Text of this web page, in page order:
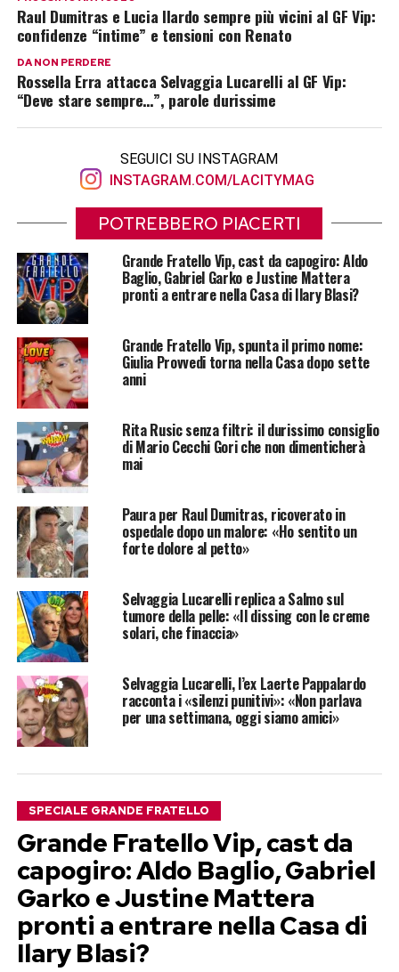
Raul Dumitras e Lucia Ilardo sempre più vicini al GF Vip:
confidenze “intime” e tensioni con Renato
DA NON PERDERE
Rossella Erra attacca Selvaggia Lucarelli al GF Vip:
“Deve stare sempre…”, parole durissime
SEGUICI SU INSTAGRAM
INSTAGRAM.COM/LACITYMAG
POTREBBERO PIACERTI
Grande Fratello Vip, cast da capogiro: Aldo
Baglio, Gabriel Garko e Justine Mattera
pronti a entrare nella Casa di Ilary Blasi?
Grande Fratello Vip, spunta il primo nome:
Giulia Provvedi torna nella Casa dopo sette
anni
Rita Rusic senza filtri: il durissimo consiglio
di Mario Cecchi Gori che non dimenticherà
mai
Paura per Raul Dumitras, ricoverato in
ospedale dopo un malore: «Ho sentito un
forte dolore al petto»
Selvaggia Lucarelli replica a Salmo sul
tumore della pelle: «Il dissing con le creme
solari, che finaccia»
Selvaggia Lucarelli, l’ex Laerte Pappalardo
racconta i «silenzi punitivi»: «Non parlava
per una settimana, oggi siamo amici»
SPECIALE GRANDE FRATELLO
Grande Fratello Vip, cast da
capogiro: Aldo Baglio, Gabriel
Garko e Justine Mattera
pronti a entrare nella Casa di
Ilary Blasi?